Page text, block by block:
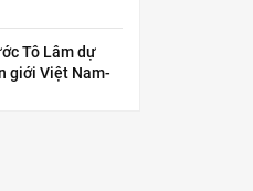
Tô Lâm dự
giới Việt Nam-